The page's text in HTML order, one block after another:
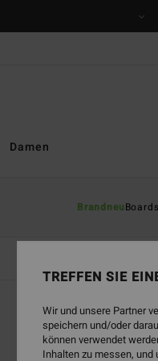
Brandneu
Damen
Tanktops
BRANDNEU
TREFFEN SIE
Wir und unsere Partner
speichern und/oder
können verwendet
Inhalten zu messen, und